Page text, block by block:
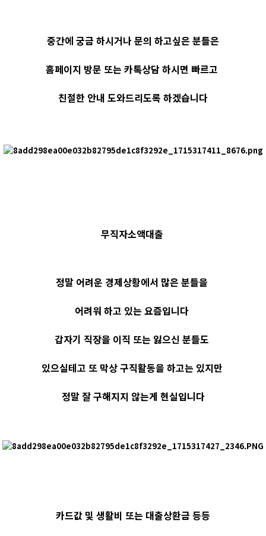
중간에 궁금 하시거나 문의 하고싶은 분들은
홈페이지 방문 또는 카톡상담 하시면 빠르고
친절한 안내 도와드리도록 하겠습니다
무직자소액대출
정말 어려운 경제상황에서 많은 분들을
어려워 하고 있는 요즘입니다
갑자기 직장을 이직 또는 잃으신 분들도
있으실테고 또 막상 구직활동을 하고는 있지만
정말 잘 구해지지 않는게 현실입니다
카드값 및 생활비 또는 대출상환금 등등